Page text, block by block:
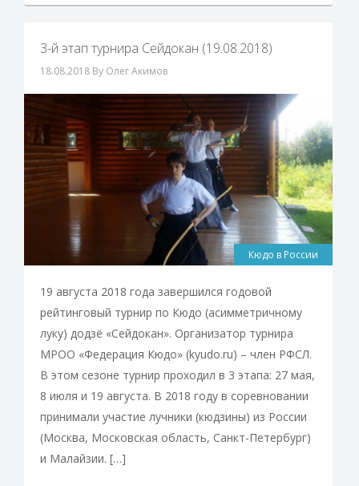
3-й этап турнира Сейдокан (19.08.2018)
18.08.2018 By Олег Акимов
Кюдо в России
19 августа 2018 года завершился годовой
рейтинговый турнир по Кюдо (асимметричному
луку) додзё «Сейдокан». Организатор турнира
МРОО «Федерация Кюдо» (kyudo.ru) – член РФСЛ.
В этом сезоне турнир проходил в 3 этапа: 27 мая,
8 июля и 19 августа. В 2018 году в соревновании
принимали участие лучники (кюдзины) из России
(Москва, Московская область, Санкт-Петербург)
и Малайзии. […]